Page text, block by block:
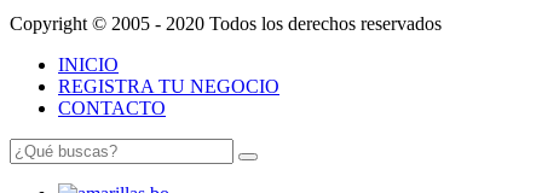
Copyright © 2005 - 2020 Todos los derechos reservados
INICIO
REGISTRA TU NEGOCIO
CONTACTO